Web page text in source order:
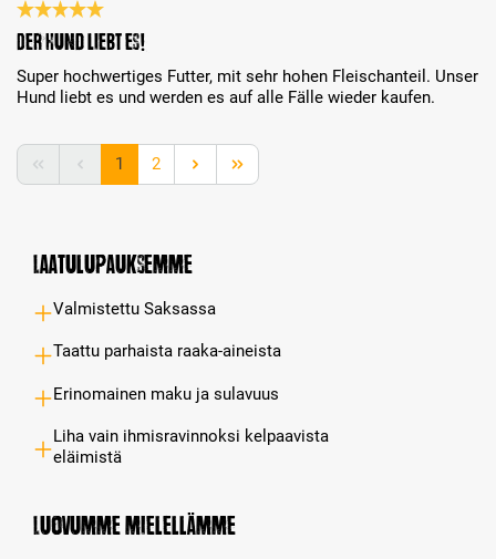
Review with rating of 5 out of 5 stars
Der Hund liebt es!
Super hochwertiges Futter, mit sehr hohen Fleischanteil. Unser
Hund liebt es und werden es auf alle Fälle wieder kaufen.
Page
1 Page
2
Laatulupauksemme
Valmistettu Saksassa
Taattu parhaista raaka-aineista
Erinomainen maku ja sulavuus
Liha vain ihmisravinnoksi kelpaavista
eläimistä
Luovumme mielellämme